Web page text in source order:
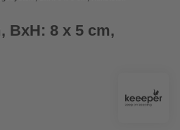
BxH: 8 x 5 cm,